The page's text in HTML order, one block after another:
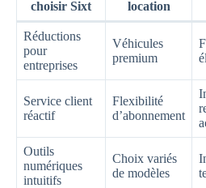
choisir Sixt
location
Réductions
pour
entreprises
Véhicules
premium
Service client
réactif
Flexibilité
d’abonnement
Outils
numériques
intuitifs
Choix variés
de modèles